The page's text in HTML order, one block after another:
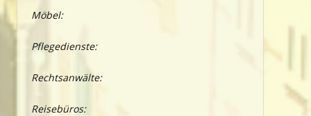
Möbel:
Pflegedienste:
Rechtsanwälte:
Reisebüros: